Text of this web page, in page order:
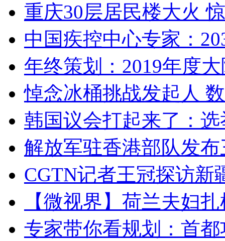
重庆30层居民楼大火
中国疾控中心专家：
年终策划：2019年度
悼念冰桶挑战发起人
韩国议会打起来了：
解放军驻香港部队发
CGTN记者王冠探访新
【微视界】荷兰夫妇
专家带你看规划：首